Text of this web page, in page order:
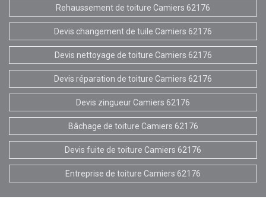
Rehaussement de toiture Camiers 62176
Devis changement de tuile Camiers 62176
Devis nettoyage de toiture Camiers 62176
Devis réparation de toiture Camiers 62176
Devis zingueur Camiers 62176
Bâchage de toiture Camiers 62176
Devis fuite de toiture Camiers 62176
Entreprise de toiture Camiers 62176